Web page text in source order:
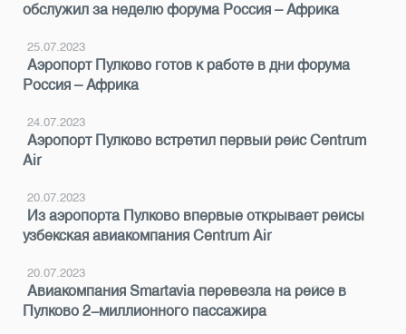
обслужил за неделю форума Россия – Африка
25.07.2023
Аэропорт Пулково готов к работе в дни форума
Россия – Африка
24.07.2023
Аэропорт Пулково встретил первый рейс Centrum
Air
20.07.2023
Из аэропорта Пулково впервые открывает рейсы
узбекская авиакомпания Centrum Air
20.07.2023
Авиакомпания Smartavia перевезла на рейсе в
Пулково 2-миллионного пассажира